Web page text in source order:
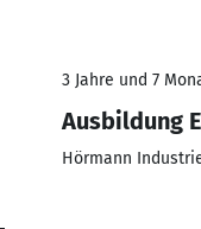
3 Jahre und 7
Ausbildung
Hörmann